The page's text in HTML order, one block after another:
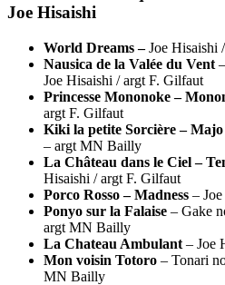
Joe Hisaishi
World Dreams –Joe Hisaishi
Nausica de la Valée du Vent
Joe Hisaishi / argt F. Gilfaut
Princesse Mononoke –
argt F. Gilfaut
Kiki la petite Sorcière –
– argt MN Bailly
La Château dans le Ciel –
Hisaishi / argt F. Gilfaut
Porco Rosso – Madness –
Ponyo sur la Falaise – Gake
argt MN Bailly
La Chateau Ambulant – Joe
Mon voisin Totoro – Tonari
MN Bailly